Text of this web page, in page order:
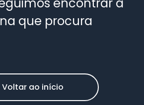
que procura
Voltar ao início